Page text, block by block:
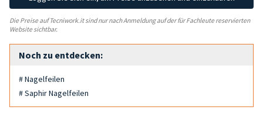
Die Preise auf Tecniwork.it sind nur nach Anmeldung auf der für Fachleute reservierten
Website sichtbar.
Noch zu entdecken:
# Nagelfeilen
# Saphir Nagelfeilen